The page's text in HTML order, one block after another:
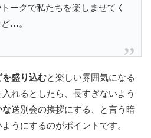
ークで私たちを楽しませてく
…。
盛り込むと楽しい雰囲気になる
れるとしたら、長すぎないよう
な送別会の挨拶にする、と言う暗
うにするのがポイントです。